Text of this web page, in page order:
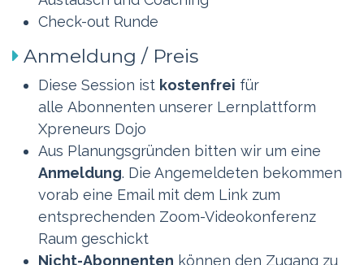
Check-out Runde
Anmeldung / Preis ​
Diese Session ist kostenfrei für
alle Abonnenten unserer Lernplattform
Xpreneurs Dojo
Aus Planungsgründen bitten wir um eine
Anmeldung. Die Angemeldeten bekommen
vorab eine Email mit dem Link zum
entsprechenden Zoom-Videokonferenz
Raum geschickt
Nicht-Abonnenten können den Zugang zu